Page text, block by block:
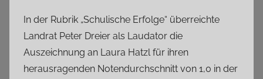
In der Rubrik „Schulische Erfolge“ überreichte
Landrat Peter Dreier als Laudator die
Auszeichnung an Laura Hatzl für ihren
herausragenden Notendurchschnitt von 1,0 in der